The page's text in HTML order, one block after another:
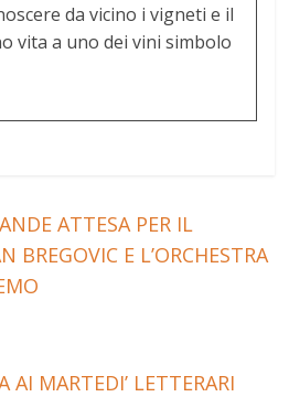
da vicino i vigneti e il
vita a uno dei vini simbolo
ATTESA PER IL
BREGOVIC E L’ORCHESTRA
AI MARTEDI’ LETTERARI